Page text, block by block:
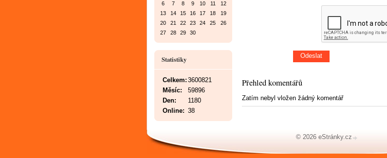
Přehled komentářů
Zatím nebyl vložen žádný komentář
6
7 8 9 10 11
12
13
14 15 16 17 18
19
20
21 22 23 24 25
26
27
28 29 30
Statistiky
Online: 38
Celkem: 3600821
Měsíc:
59896
Den:
1180
© 2026 eStránky.cz